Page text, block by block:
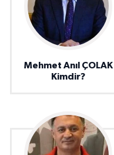
Mehmet Anıl ÇOLAK
Kimdir?